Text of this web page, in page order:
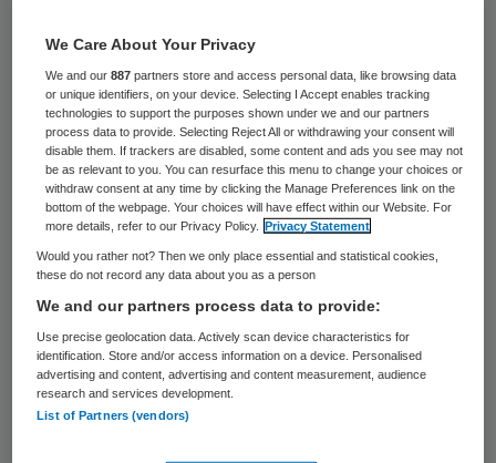
gekregen om de komende drie jaar hun
eigen onderzoeksideeën verder te
ontwikkelen.
Elke onderzoeker krijgt maximaal 320.000
euro toegewezen. Er zijn in totaal 1365
vooraanmeldingen ingediend.
Eigen keuze
De Veni is een persoonsgebonden
wetenschappelijke beurs die zich richt op
We Care About Your Privacy
We and our887 partners store and access personal data, like browsing data
or unique identifiers, on your device. Selecting I Accept enables tracking
technologies to support the purposes shown under we and our partners
process data to provide. Selecting Reject All or withdrawing your consent will
disable them. If trackers are disabled, some content and ads you see may not
be as relevant to you. You can resurface this menu to change your choices or
withdraw consent at any time by clicking the Manage Preferences link on the
bottom of the webpage. Your choices will have effect within our Website. For
more details, refer to our Privacy Policy.
Privacy Statement
Would you rather not? Then we only place essential and statistical cookies,
these do not record any data about you as a person
We and our partners process data to provide:
Use precise geolocation data. Actively scan device characteristics for
identification. Store and/or access information on a device. Personalised
advertising and content, advertising and content measurement, audience
research and services development.
List of Partners (vendors)